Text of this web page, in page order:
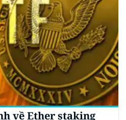
về Ether staking